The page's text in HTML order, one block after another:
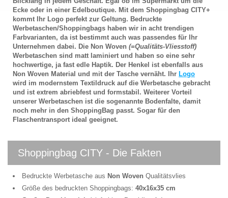
Ecke oder in einer Edelboutique. Mit dem Shoppingbag CITY+
kommt Ihr Logo perfekt zur Geltung. Bedruckte
Werbetaschen/Shoppingbags haben wir in acht trendigen
Farbvarianten, da ist bestimmt auch was passendes für Ihr
Unternehmen dabei. Die Non Woven (=Qualitäts-Vliesstoff)
Werbetaschen sind matt laminiert und haben so eine sehr
hochwertige, ja fast edle Haptik. Der Henkel ist ebenfalls aus
Non Woven Material und mit der Tasche vernäht. Ihr Logo
wird im modernstem Textildruck auf die Werbetasche gebracht
und ist extrem abriebfest und formstabil. Weiterer Vorteil
unserer Werbetaschen ist die sogenannte Bodenfalte, damit
noch mehr in den ShoppingBag passt. Sogar für den
Flaschentransport ideal geeignet.
Shoppingbag CITY - Die Fakten
Bedruckte Werbetasche aus Non Woven Qualitätsvlies
Größe des bedruckten Shoppingbags: 40x16x35 cm